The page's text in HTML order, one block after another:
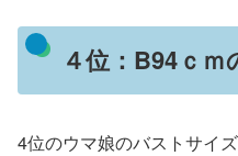
４位：B94ｃｍ
4位のウマ娘のバストサイ